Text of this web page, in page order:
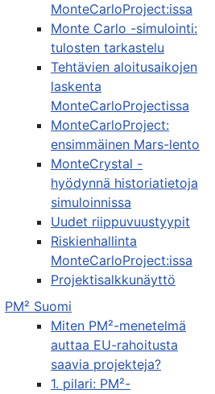
MonteCarloProject:issa
Monte Carlo -simulointi:
tulosten tarkastelu
Tehtävien aloitusaikojen
laskenta
MonteCarloProjectissa
MonteCarloProject:
ensimmäinen Mars-lento
MonteCrystal -
hyödynnä historiatietoja
simuloinnissa
Uudet riippuvuustyypit
Riskienhallinta
MonteCarloProject:issa
Projektisalkkunäyttö
PM² Suomi
Miten PM²-menetelmä
auttaa EU-rahoitusta
saavia projekteja?
1. pilari: PM²-